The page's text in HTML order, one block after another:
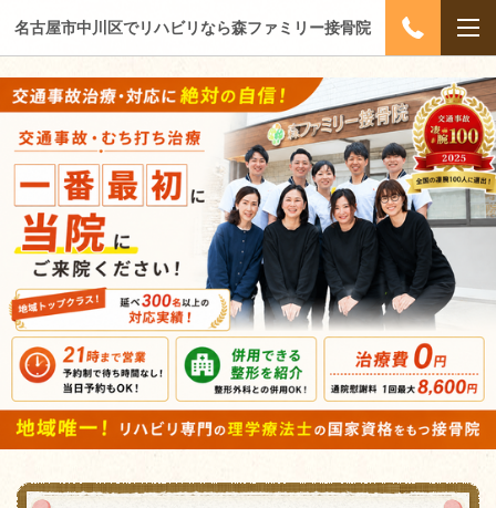
名古屋市中川区でリハビリなら森ファミリー接骨院